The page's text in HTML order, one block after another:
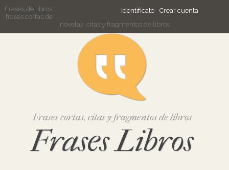
Identifícate Crear cuenta
Frases de libros,
frases cortas de
novelas, citas y fragmentos de libros
Frases cortas, citas y fragmentos de libros
Frases Libros